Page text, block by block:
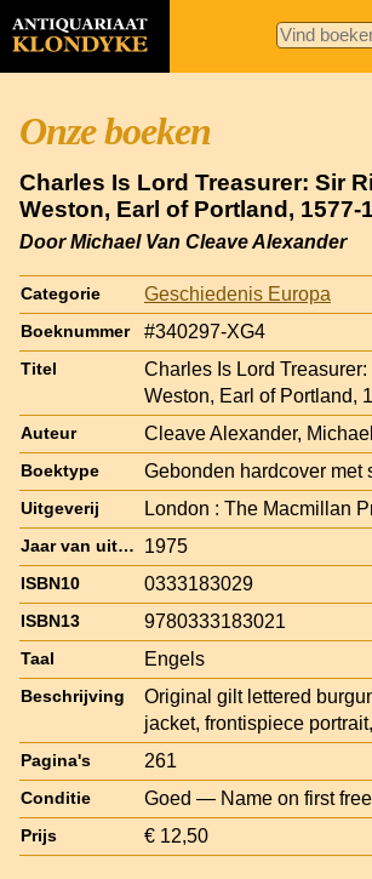
Onze boeken
Charles Is Lord Treasurer: Sir
Weston, Earl of Portland, 1577-
Door Michael Van Cleave Alexander
Categorie Geschiedenis Europa
Boeknummer #340297-XG4
Titel
Charles Is Lord
Weston, Earl of Portland,
Auteur Cleave Alexander,
Boektype Gebonden hardcover met
Uitgeverij London : The Macmillan
Jaar van uitgave 1975
ISBN10 0333183029
ISBN13 9780333183021
Taal Engels
Beschrijving
Original gilt lettered
jacket, frontispiece
Pagina's 261
Conditie Goed — Name on first
Prijs € 12,50